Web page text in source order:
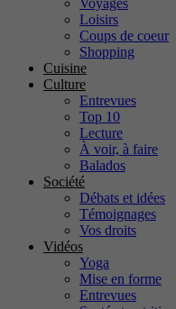
Loisirs
Coups de coeur
Shopping
Cuisine
Culture
Entrevues
Top 10
Lecture
À voir, à faire
Balados
Société
Débats et idées
Témoignages
Vos droits
Vidéos
Yoga
Mise en forme
Entrevues